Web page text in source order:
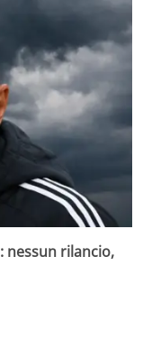
nessun rilancio,